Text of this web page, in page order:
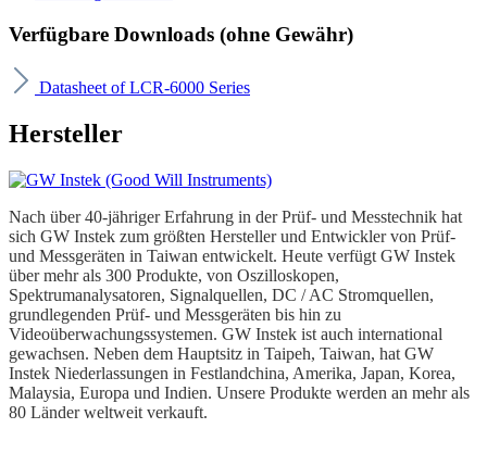
Verfügbare Downloads (ohne Gewähr)
Datasheet of LCR-6000 Series
Hersteller
Nach über 40-jähriger Erfahrung in der Prüf- und Messtechnik hat
sich GW Instek zum größten Hersteller und Entwickler von Prüf-
und Messgeräten in Taiwan entwickelt. Heute verfügt GW Instek
über mehr als 300 Produkte, von Oszilloskopen,
Spektrumanalysatoren, Signalquellen, DC / AC Stromquellen,
grundlegenden Prüf- und Messgeräten bis hin zu
Videoüberwachungssystemen. GW Instek ist auch international
gewachsen. Neben dem Hauptsitz in Taipeh, Taiwan, hat GW
Instek Niederlassungen in Festlandchina, Amerika, Japan, Korea,
Malaysia, Europa und Indien. Unsere Produkte werden an mehr als
80 Länder weltweit verkauft.